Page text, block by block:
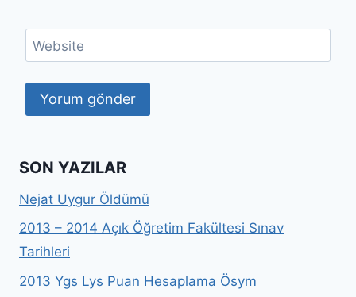
Website
SON YAZILAR
Nejat Uygur Öldümü
2013 – 2014 Açık Öğretim Fakültesi Sınav
Tarihleri
2013 Ygs Lys Puan Hesaplama Ösym